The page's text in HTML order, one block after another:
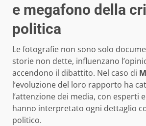
e megafono della
politica
Le fotografie non sono solo
storie non dette, influenzano
accendono il dibattito. Nel caso di
l’evoluzione del loro rapporto ha
l’attenzione dei media, con esperti
hanno interpretato ogni dettaglio
politico.